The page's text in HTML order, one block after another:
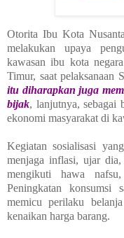
Otorita Ibu Kota
melakukan upaya
kawasan ibu kota
Timur, saat pelaksanaan
itu diharapkan juga
bijak, lanjutnya, sebagai
ekonomi masyarakat di
Kegiatan sosialisasi
menjaga inflasi, ujar
mengikuti hawa
Peningkatan konsumsi
memicu perilaku
kenaikan harga barang.